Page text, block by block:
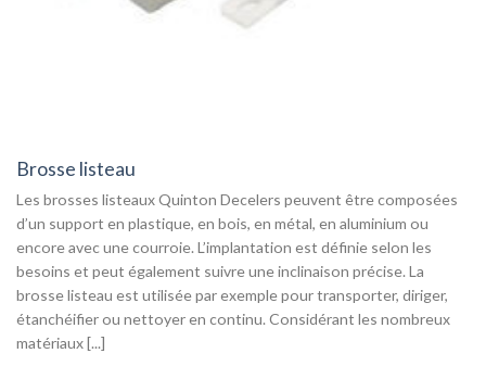
Brosse listeau
Les brosses listeaux Quinton Decelers peuvent être composées
d’un support en plastique, en bois, en métal, en aluminium ou
encore avec une courroie. L’implantation est définie selon les
besoins et peut également suivre une inclinaison précise. La
brosse listeau est utilisée par exemple pour transporter, diriger,
étanchéifier ou nettoyer en continu. Considérant les nombreux
matériaux [...]